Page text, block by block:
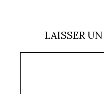
LAISSER